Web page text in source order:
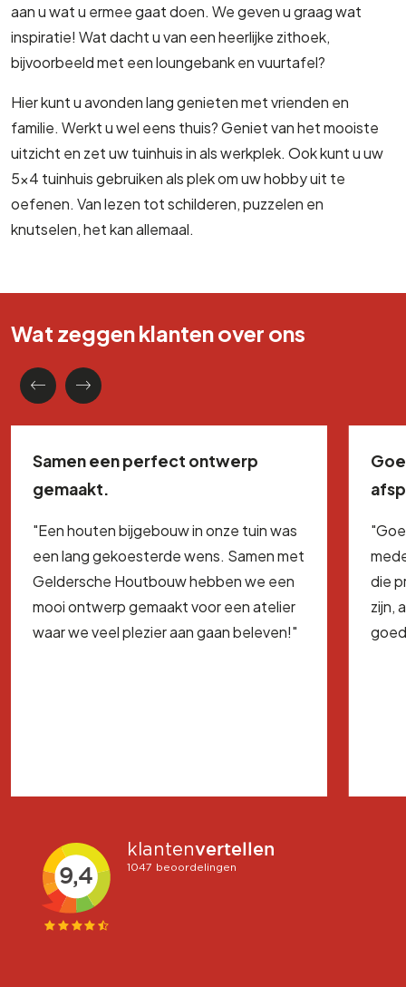
aan u wat u ermee gaat doen. We geven u graag wat
inspiratie! Wat dacht u van een heerlijke zithoek,
bijvoorbeeld met een loungebank en vuurtafel?
Hier kunt u avonden lang genieten met vrienden en
familie. Werkt u wel eens thuis? Geniet van het mooiste
uitzicht en zet uw tuinhuis in als werkplek. Ook kunt u uw
5×4 tuinhuis gebruiken als plek om uw hobby uit te
oefenen. Van lezen tot schilderen, puzzelen en
knutselen, het kan allemaal.
Wat zeggen klanten over ons
Samen een perfect ontwerp
gemaakt.
"Een houten bijgebouw in onze tuin was
een lang gekoesterde wens. Samen met
Geldersche Houtbouw hebben we een
mooi ontwerp gemaakt voor een atelier
waar we veel plezier aan gaan beleven!"
die
zijn,